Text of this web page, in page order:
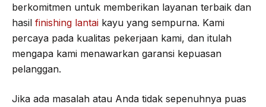
berkomitmen untuk memberikan layanan terbaik dan
hasil finishing lantai kayu yang sempurna. Kami
percaya pada kualitas pekerjaan kami, dan itulah
mengapa kami menawarkan garansi kepuasan
pelanggan.
Jika ada masalah atau Anda tidak sepenuhnya puas